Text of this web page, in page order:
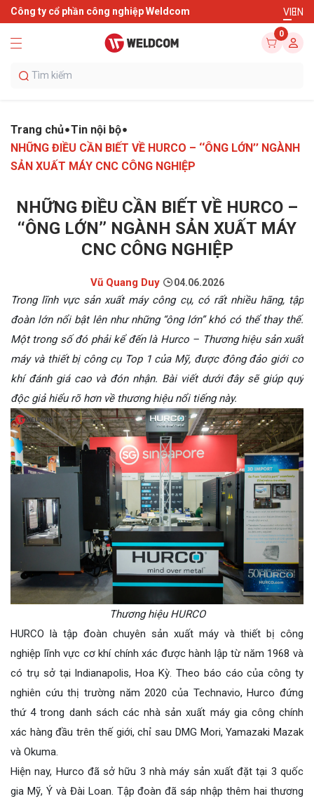
Công ty cổ phần công nghiệp Weldcom VIEN
0
Trang chủ Tin nội bộ
NHỮNG ĐIỀU CẦN BIẾT VỀ HURCO – ‘‘ÔNG LỚN’’ NGÀNH
SẢN XUẤT MÁY CNC CÔNG NGHIỆP
NHỮNG ĐIỀU CẦN BIẾT VỀ HURCO –
‘‘ÔNG LỚN’’ NGÀNH SẢN XUẤT MÁY
CNC CÔNG NGHIỆP
Vũ Quang Duy 04.06.2026
Trong lĩnh vực sản xuất máy công cụ, có rất nhiều hãng, tập
đoàn lớn nổi bật lên như những “ông lớn” khó có thể thay thế.
Một trong số đó phải kể đến là Hurco – Thương hiệu sản xuất
máy và thiết bị công cụ Top 1 của Mỹ, được đông đảo giới cơ
khí đánh giá cao và đón nhận. Bài viết dưới đây sẽ giúp quý
độc giả hiểu rõ hơn về thương hiệu nổi tiếng này.
Thương hiệu HURCO
HURCO là tập đoàn chuyên sản xuất máy và thiết bị công
nghiệp lĩnh vực cơ khí chính xác được hành lập từ năm 1968 và
có trụ sở tại Indianapolis, Hoa Kỳ. Theo báo cáo của công ty
nghiên cứu thị trường năm 2020 của Technavio, Hurco đứng
thứ 4 trong danh sách các nhà sản xuất máy gia công chính
xác hàng đầu trên thế giới, chỉ sau DMG Mori, Yamazaki Mazak
và Okuma.
Hiện nay, Hurco đã sở hữu 3 nhà máy sản xuất đặt tại 3 quốc
gia Mỹ, Ý và Đài Loan. Tập đoàn đã sáp nhập thêm hai thương